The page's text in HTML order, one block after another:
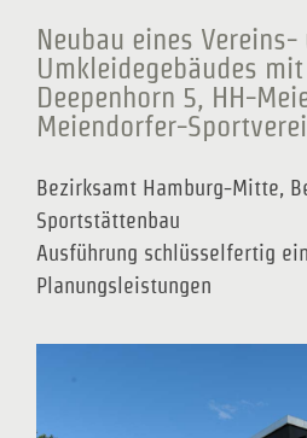
Neubau eines Vereins-
Umkleidegebäudes
Deepenhorn 5, HH-
Meiendorfer-
Bezirksamt Hamburg-Mitte,
Sportstättenbau
Ausführung schlüsselfertig
Planungsleistungen